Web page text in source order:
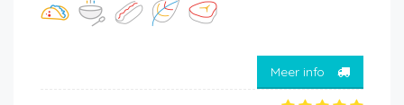
Meer info